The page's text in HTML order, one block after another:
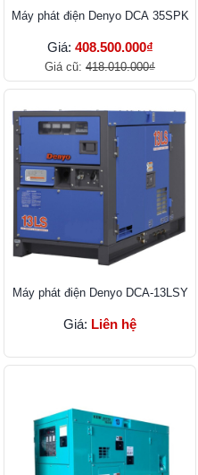
Máy phát điện Denyo DCA 35SPK
Giá: 408.500.000₫
Giá cũ: 418.010.000₫
Máy phát điện Denyo DCA-13LSY
Giá: Liên hệ